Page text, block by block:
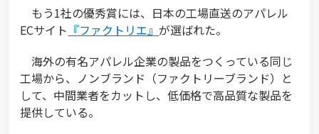
もう1社の優秀賞には、日本の工場直送のアパレル
ECサイト 『ファクトリエ』が選ばれた。
海外の有名アパレル企業の製品をつくっている同じ
工場から、ノンブランド（ファクトリーブランド）と
して、中間業者をカットし、低価格で高品質な製品を
提供している。